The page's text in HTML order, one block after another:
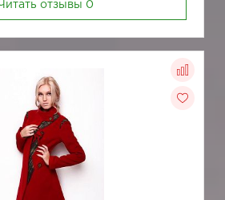
отзывы 0